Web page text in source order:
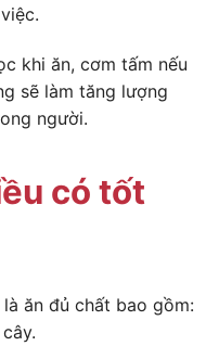
khi ăn, cơm tấm nếu
sẽ làm tăng lượng
người.
có tốt
ăn đủ chất bao gồm: